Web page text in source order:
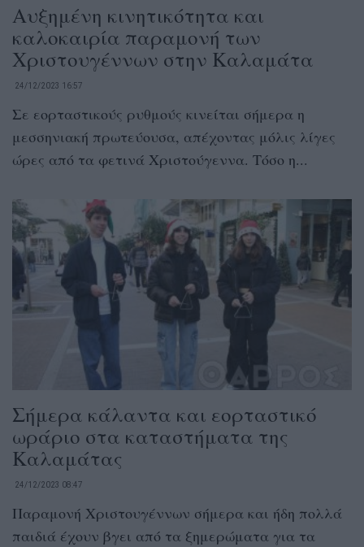
Αυξημένη κινητικότητα και
καλοκαιρία παραμονή των
Χριστουγέννων στην Καλαμάτα
24/12/2023 16:57
Σε εορταστικούς ρυθμούς κινείται σήμερα η
μεσσηνιακή πρωτεύουσα, απέχοντας μόλις λίγες
ώρες από τα φετινά Χριστούγεννα. Τόσο η...
Σήμερα κάλαντα και εορταστικό
ωράριο στα καταστήματα της
Καλαμάτας
24/12/2023 08:47
Παραμονή Χριστουγέννων σήμερα και ήδη πολλά
παιδιά έχουν βγει από τα ξημερώματα για τα